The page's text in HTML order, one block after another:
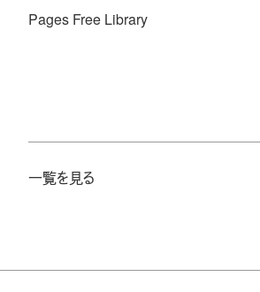
Pages Free Library
一覧を見る